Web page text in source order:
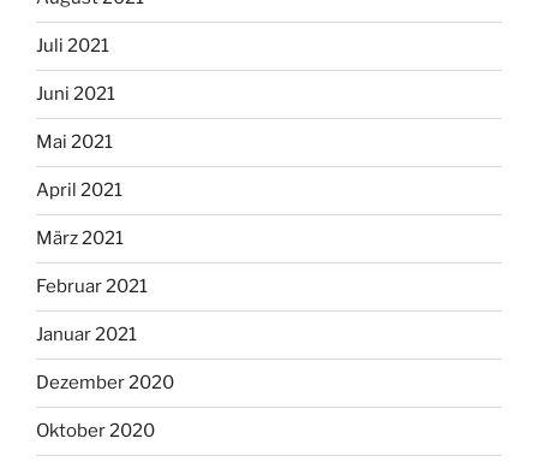
Juli 2021
Juni 2021
Mai 2021
April 2021
März 2021
Februar 2021
Januar 2021
Dezember 2020
Oktober 2020